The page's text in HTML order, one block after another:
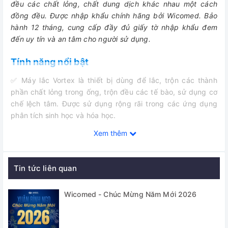
đều các chất lỏng, chất dung dịch khác nhau một cách
đồng đều.Được nhập khẩu chính hãng bởi Wicomed. Bảo
hành 12 tháng, cung cấp đầy đủ giấy tờ nhập khẩu đem
đến uy tín và an tâm cho người sử dụng.
Tính năng nổi bật
✅ Máy lắc Vortex là thiết bị dùng để lắc, trộn các thành
phần chất lỏng trong ống, trộn đều các tế bào, sử dụng cơ
chế lệch tâm. Được sử dụng rộng rãi trong các ứng dụng
phân tích sinh học và hóa học.
✅ Thiết kế nhỏ gọn, hoạt động hiệu quả do hãng Dlab Mỹ
bởi Thietbiphantich.Vn.
✅ Máy vortex với dải tốc độ 100 - 3000 vòng/phút (MX-S)
và tốc độ cố định 3000 vòng / phút (MX-F), kiểm soát thời
gian chạy liên tục hoặc chạm để chạy
✅ Có nhiều đầu adapter để chọn lựa theo mục đích/ loại
Xem thêm
Tin tức liên quan
Wicomed - Chúc Mừng Năm Mới 2026